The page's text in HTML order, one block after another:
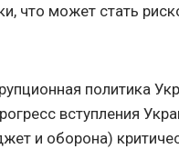
что может стать
политика
вступления
и оборона)